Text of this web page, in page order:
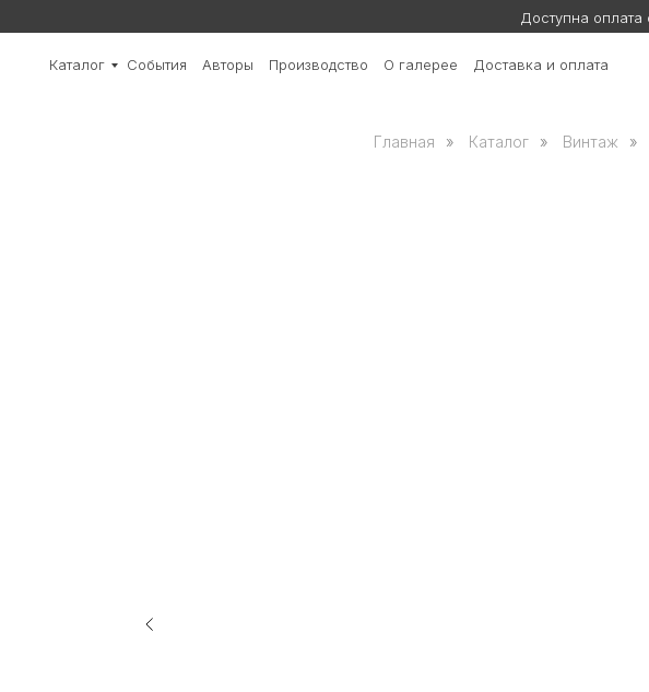
Доступна
Каталог События Авторы Производство О галерее Доставка и оплата
Главная » Каталог » Винтаж »